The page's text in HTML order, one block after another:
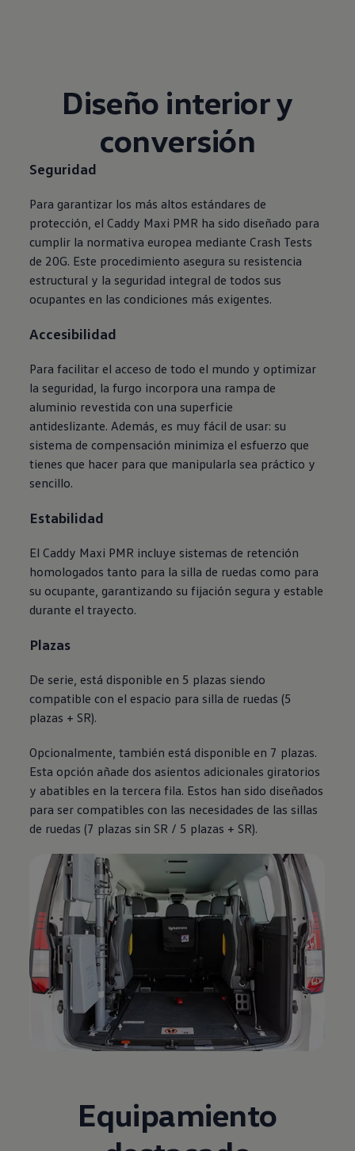
Diseño interior y
conversión
Seguridad
Para garantizar los más altos estándares de
protección, el Caddy Maxi PMR ha sido diseñado para
cumplir la normativa europea mediante Crash Tests
de 20G. Este procedimiento asegura su resistencia
estructural y la seguridad integral de todos sus
ocupantes en las condiciones más exigentes.
Accesibilidad
Para facilitar el acceso de todo el mundo y optimizar
la seguridad, la furgo incorpora una rampa de
aluminio revestida con una superficie
antideslizante. Además, es muy fácil de usar: su
sistema de compensación minimiza el esfuerzo que
tienes que hacer para que manipularla sea práctico y
sencillo.
Estabilidad
El Caddy Maxi PMR incluye sistemas de retención
homologados tanto para la silla de ruedas como para
su ocupante, garantizando su fijación segura y estable
durante el trayecto.
Plazas
De serie, está disponible en 5 plazas siendo
compatible con el espacio para silla de ruedas (5
plazas + SR).
Opcionalmente, también está disponible en 7 plazas.
Esta opción añade dos asientos adicionales giratorios
y abatibles en la tercera fila. Estos han sido diseñados
para ser compatibles con las necesidades de las sillas
de ruedas (7 plazas sin SR / 5 plazas + SR).
Equipamiento